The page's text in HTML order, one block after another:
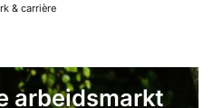
& carrière
arbeidsmarkt